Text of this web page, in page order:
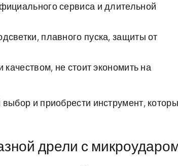
сервиса и длительной
плавного пуска, защиты от
не стоит экономить на
и приобрести инструмент,
дрели с